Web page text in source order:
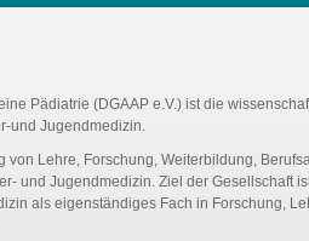
Pädiatrie (DGAAP e.V.) ist die
und Jugendmedizin.
von Lehre, Forschung, Weiterbildung,
und Jugendmedizin. Ziel der Gesellschaft
als eigenständiges Fach in Forschung,